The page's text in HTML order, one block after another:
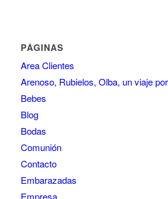
PÁGINAS
Area Clientes
Arenoso, Rubielos, Olba, un viaje
Bebes
Blog
Bodas
Comunión
Contacto
Embarazadas
Empresa